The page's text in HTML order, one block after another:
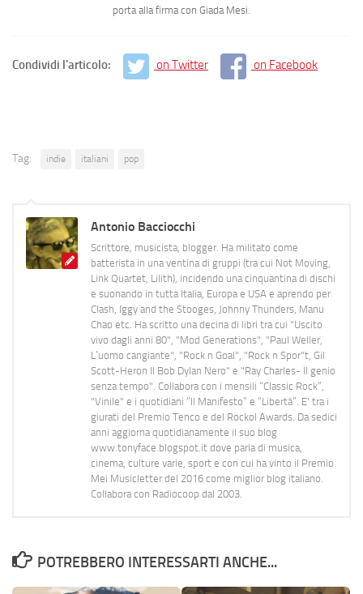
porta alla firma con Giada Mesi.
Condividi l'articolo: on Twitter on Facebook
Tag: indie italiani pop
Antonio Bacciocchi
Scrittore, musicista, blogger. Ha militato come
batterista in una ventina di gruppi (tra cui Not Moving,
Link Quartet, Lilith), incidendo una cinquantina di dischi
e suonando in tutta Italia, Europa e USA e aprendo per
Clash, Iggy and the Stooges, Johnny Thunders, Manu
Chao etc. Ha scritto una decina di libri tra cui "Uscito
vivo dagli anni 80", "Mod Generations", "Paul Weller,
L’uomo cangiante", "Rock n Goal", "Rock n Spor"t, Gil
Scott-Heron Il Bob Dylan Nero" e "Ray Charles- Il genio
senza tempo". Collabora con i mensili “Classic Rock”,
"Vinile" e i quotidiani “Il Manifesto” e “Libertà”. E' tra i
giurati del Premio Tenco e del Rockol Awards. Da sedici
anni aggiorna quotidianamente il suo blog
www.tonyface.blogspot.it dove parla di musica,
cinema, culture varie, sport e con cui ha vinto il Premio
Mei Musicletter del 2016 come miglior blog italiano.
Collabora con Radiocoop dal 2003.
POTREBBERO INTERESSARTI ANCHE...